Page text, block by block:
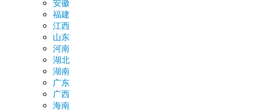
安徽
福建
江西
山东
河南
湖北
湖南
广东
广西
海南